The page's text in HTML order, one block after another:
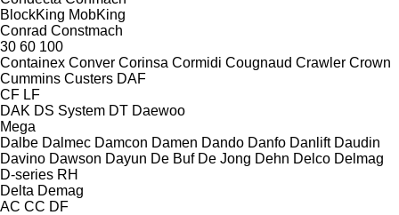
BlockKing MobKing
Conrad Constmach
30 60 100
Containex Conver Corinsa Cormidi Cougnaud Crawler Crown
Cummins Custers DAF
CF LF
DAK DS System DT Daewoo
Mega
Dalbe Dalmec Damcon Damen Dando Danfo Danlift Daudin
Davino Dawson Dayun De Buf De Jong Dehn Delco Delmag
D-series RH
Delta Demag
AC CC DF